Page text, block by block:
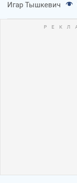
Игар Тышкевич